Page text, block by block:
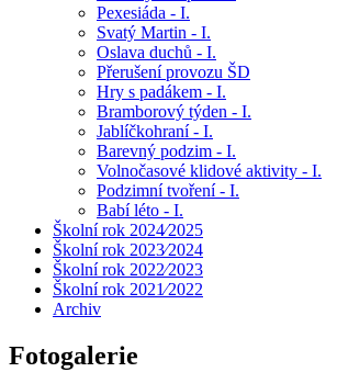
Pexesiáda - I.
Svatý Martin - I.
Oslava duchů - I.
Přerušení provozu ŠD
Hry s padákem - I.
Bramborový týden - I.
Jablíčkohraní - I.
Barevný podzim - I.
Volnočasové klidové aktivity - I.
Podzimní tvoření - I.
Babí léto - I.
Školní rok 2024⁄2025
Školní rok 2023⁄2024
Školní rok 2022⁄2023
Školní rok 2021⁄2022
Archiv
Fotogalerie